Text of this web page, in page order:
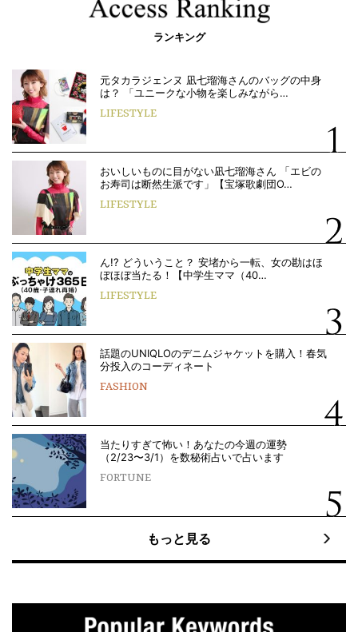
ランキング
元タカラジェンヌ 凪七瑠海さんのバッグの中身
は？ 「ユニークな小物を楽しみながら…
LIFESTYLE
おいしいものに目がない凪七瑠海さん 「エビの
お寿司は断然生派です」【宝塚歌劇団O…
LIFESTYLE
ん!? どういうこと？ 安堵から一転、女の勘はほ
ぼほぼ当たる！【中学生ママ（40…
LIFESTYLE
話題のUNIQLOのデニムジャケットを購入！春気
分投入のコーディネート
FASHION
当たりすぎて怖い！あなたの今週の運勢
（2/23〜3/1）を数秘術占いで占います
FORTUNE
もっと見る